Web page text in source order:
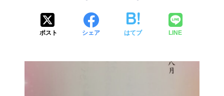
ポスト シェア はてブ LINE